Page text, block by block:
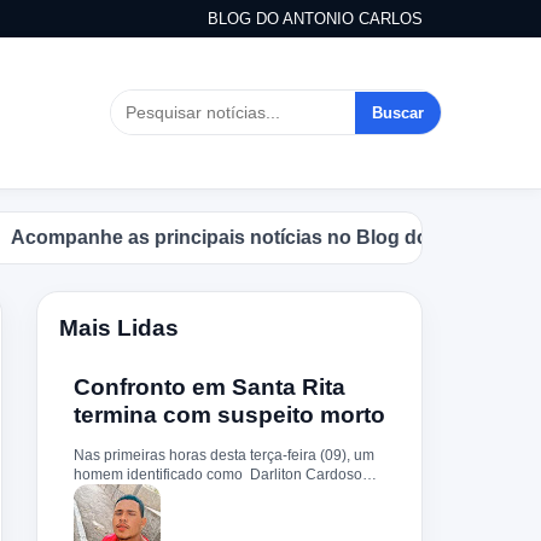
BLOG DO ANTONIO CARLOS
Buscar
as principais notícias no Blog do Antonio Carlos.
Mais Lidas
Confronto em Santa Rita
termina com suspeito morto
Nas primeiras horas desta terça-feira (09), um
homem identificado como Darliton Cardoso
Pereira morreu após confronto com a Polícia
Militar no povoado Timbotiba, zona rural de
Santa Rita. De acordo com a PM, os policiais